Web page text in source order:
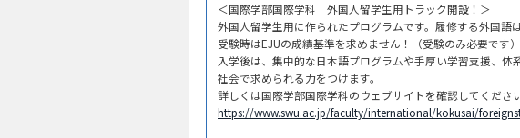
＜国際学部国際学科 外国人留学生用トラック開設！＞
外国人留学生用に作られたプログラムです。履修する外国語
受験時はEJUの成績基準を求めません！（受験のみ必要です）
入学後は、集中的な日本語プログラムや手厚い学習支援、
社会で求められる力をつけます。
詳しくは国際学部国際学科のウェブサイトを確認してください
https://www.swu.ac.jp/faculty/international/kokusai/